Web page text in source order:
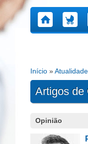
Está aqui
Início »
Artigos de
Opinião
Páginas